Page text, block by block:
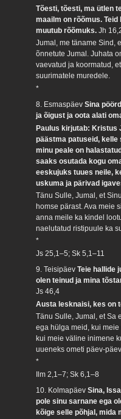
Tõesti, tõesti, ma ütlen
maailm on rõõmus.
muutub rõõmuks.Jh
Jumal, me täname Sind,
õnnetute Jumal. Juhata
vaevatud ja koormatud,
suurimatele muredele.
*
8. EsmaspäevSina
ja õigust ja oota alati
Paulus kirjutab: Kristus
päästma patuseid, kelle
minu peale on
saaks osutada kogu
eeskujuks tuues neile,
uskuma ja pärivad
Tänu Sulle, Jumal, et
homse pärast. Ava meie
anna meile ka kindel
naelutatud ristipuule ka
*
Js 25,1–5; Sk 5,1–11
9. TeisipäevTeie hallide
olen teinud ja mina
Js 46,4
Austa lesknaisi, kes on
Tänu Sulle, Jumal, et Sa
ega hülga meid, kui
kui meie väline inimene
uueneks ometi päev-
*
Ilm 2,1–7; Sk 6,1–8
10. KolmapäevSina,
pole sinu sarnane ega
kõige selle põhjal, mida